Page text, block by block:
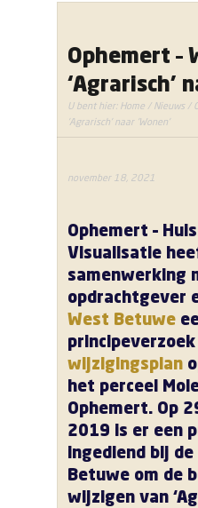
Ophemert –
‘Agrarisch’
U bent hier: Home / Nieuws/
'Agrarisch' naar 'Wonen'
november 18, 2021
Ophemert –
Visualisatie
samenwerking
opdrachtgever
West Betuwe
principeverzoek
wijzigingsplan
het perceel
Ophemert. Op
2019 is er een
ingediend bij
Betuwe om de
wijzigen van